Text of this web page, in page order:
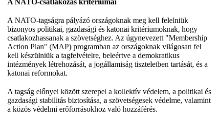
A NATO-csatlakozás kritériumai
A NATO-tagságra pályázó országoknak meg kell felelniük
bizonyos politikai, gazdasági és katonai kritériumoknak, hogy
csatlakozhassanak a szövetséghez. Az úgynevezett "Membership
Action Plan" (MAP) programban az országoknak világosan fel
kell készülniük a tagfelvételre, beleértve a demokratikus
intézmények létrehozását, a jogállamiság tiszteletben tartását, és a
katonai reformokat.
A tagság előnyei között szerepel a kollektív védelem, a politikai és
gazdasági stabilitás biztosítása, a szövetségesek védelme, valamint
a közös védelmi erőforrásokhoz való hozzáférés.